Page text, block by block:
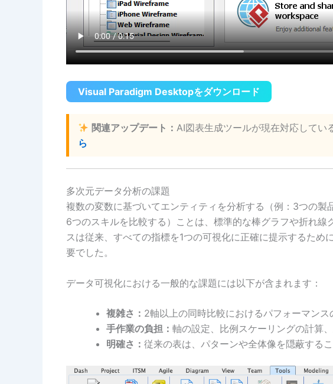
Visual Paradigm Desktopをダウンロード
関連アップデート：AI図表生成ツールが現在対応してい
ら
多次元データ分析の課題
複数の変数に基づいてエンティティを分析する（例：3つの
6つのスキルを比較する）ことは、標準的な棒グラフや折れ線
スは従来、すべての指標を1つの可視化に正確に提示するため
要でした。
データ可視化における一般的な課題には以下が含まれます：
複雑さ： 2軸以上の同時比較におけるパフォーマンス
手作業の負担： 軸の設定、比例スケーリングの計算
明確さ： 従来の表は、パターンや全体像を隠蔽するこ